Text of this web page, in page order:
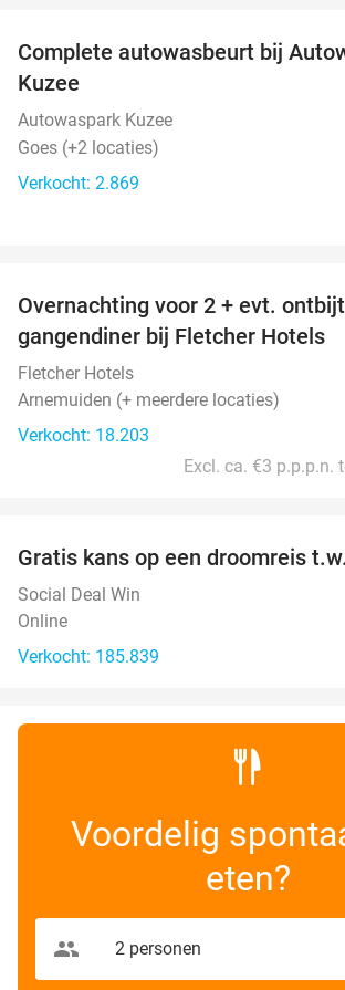
Complete autowasbeurt bij
Kuzee
Autowaspark Kuzee
Goes (+2 locaties)
Verkocht: 2.869
Overnachting voor 2 + evt.
gangendiner bij Fletcher Hotels
Fletcher Hotels
Arnemuiden (+ meerdere locaties)
Verkocht: 18.203
Excl. ca. €3 p.p.p.n.
Gratis kans op een droomreis
Social Deal Win
Online
Verkocht: 185.839
Voordelig
eten?